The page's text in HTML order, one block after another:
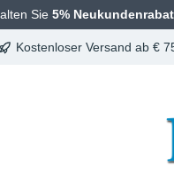
Sie 5%
Kostenloser Versand ab €